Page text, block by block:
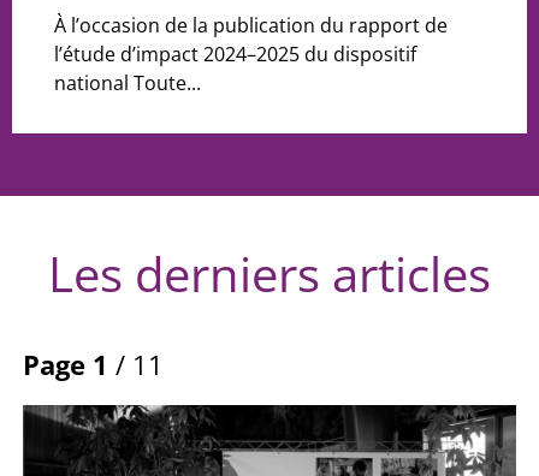
À l’occasion de la publication du rapport de
l’étude d’impact 2024–2025 du dispositif
national Toute...
Les derniers articles
Page 1 / 11